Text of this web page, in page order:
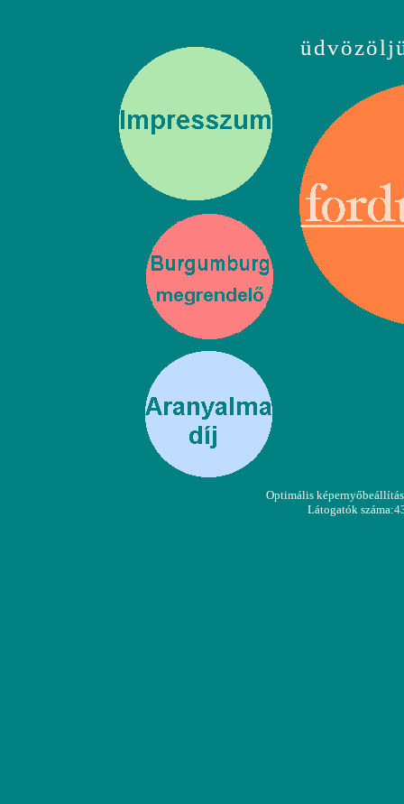
Optimális
Látogatók